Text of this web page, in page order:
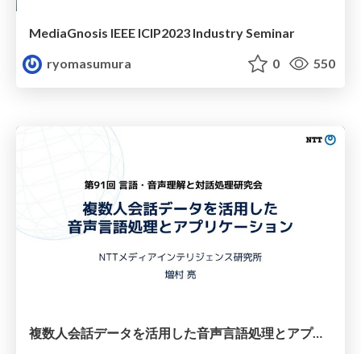
MediaGnosis IEEE ICIP2023 Industry Seminar
ryomasumura
0 550
複数人会話データを活用した音声言語処理とアプリケーション(slud研究会招待講演)